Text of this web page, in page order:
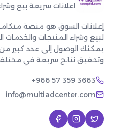
اعلانات سريعة بيع
إعلانات السوق هو منصة
لبيع وشراء المنتجات
يمكنك الوصول إلى عدد كبير
وتحقيق نتائج سريعة في
+966 57 359 3663
info@multiadcenter.com